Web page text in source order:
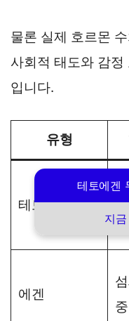
테토에겐
지
물론 실제 호르몬
사회적 태도와 감
입니다.
유형
테토
에겐